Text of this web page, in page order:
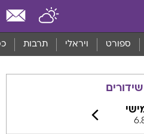
ספורט ויראלי תרבות